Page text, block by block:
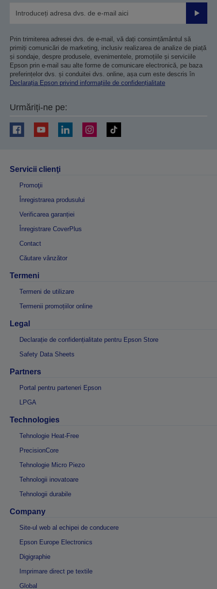
Prin trimiterea adresei dvs. de e-mail, vă dați consimțământul să
primiți comunicări de marketing, inclusiv realizarea de analize de piață
și sondaje, despre produsele, evenimentele, promoțiile și serviciile
Epson prin e-mail sau alte forme de comunicare electronică, pe baza
preferințelor dvs. și conduitei dvs. online, așa cum este descris în
Declarația Epson privind informațiile de confidențialitate
Urmăriți-ne pe:
Servicii clienţi
Promoţii
Înregistrarea produsului
Verificarea garanției
Înregistrare CoverPlus
Contact
Căutare vânzător
Termeni
Termeni de utilizare
Termenii promoțiilor online
Legal
Declarație de confidențialitate pentru Epson Store
Safety Data Sheets
Partners
Portal pentru parteneri Epson
LPGA
Technologies
Tehnologie Heat-Free
PrecisionCore
Tehnologie Micro Piezo
Tehnologii inovatoare
Tehnologii durabile
Company
Site-ul web al echipei de conducere
Epson Europe Electronics
Digigraphie
Imprimare direct pe textile
Global